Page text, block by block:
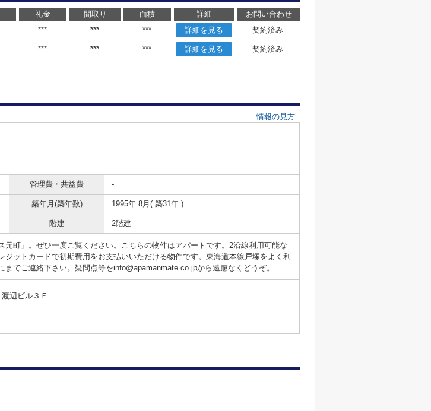
礼金 間取り 面積 詳細
お問い合わせ
*** *** *** 詳細を見る 契約済み
*** *** *** 詳細を見る
契約済み
情報の見方
管理費・共益費 -
築年月(築年数) 1995年 8月( 築31年 )
階建 2階建
元町」。ぜひ一度ご覧ください。こちらの物件はアパートです。2沿線利用可能な
ジットカードで初期費用をお支払いいただける物件です。東海道本線戸塚をよく利
でご連絡下さい。疑問点等をinfo@apamanmate.co.jpから遠慮なくどうぞ。
辺ビル３Ｆ